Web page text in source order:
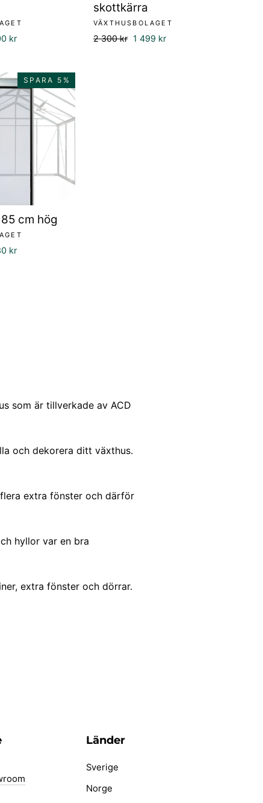
kr
skottkärra
VÄXTHUSBOLAGET
Ordinarie
2 300 kr Försäljningspris
1 499 kr
SPARA 5%
cm hög
kr
som är tillverkade av ACD
och dekorera ditt växthus.
extra fönster och därför
hyllor var en bra
extra fönster och dörrar.
Länder
Sverige
Norge